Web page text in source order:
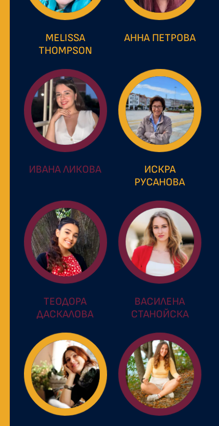
MELISSA
THOMPSON
АННА ПЕТРОВА
ИВАНА ЛИКОВА
ИСКРА
РУСАНОВА
ТЕОДОРА
ДАСКАЛОВА
ВАСИЛЕНА
СТАНОЙСКА